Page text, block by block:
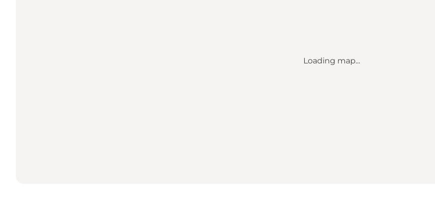
Loading map...